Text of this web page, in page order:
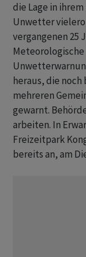
die Lage in
Unwetter
vergangenen 25
heraus, die noch
mehreren
gewarnt.
arbeiten. In
Freizeitpark
bereits an, am